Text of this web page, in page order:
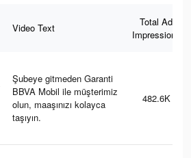
Video Text
Total Ad
Impressions
Şubeye gitmeden Garanti
BBVA Mobil ile müşterimiz
olun, maaşınızı kolayca
taşıyın.
482.6K